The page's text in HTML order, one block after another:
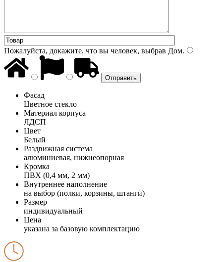
Пожалуйста, докажите, что вы человек, выбрав Дом.
Фасад
Цветное стекло
Материал корпуса
ЛДСП
Цвет
Белый
Раздвижная система
алюминиевая, нижнеопорная
Кромка
ПВХ (0,4 мм, 2 мм)
Внутреннее наполнение
на выбор (полки, корзины, штанги)
Размер
индивидуальный
Цена
указана за базовую комплектацию